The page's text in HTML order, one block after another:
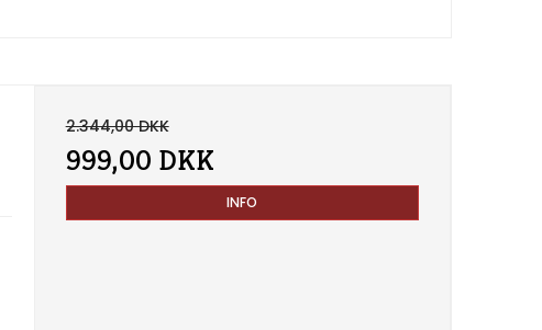
2.344,00 DKK
999,00 DKK
INFO